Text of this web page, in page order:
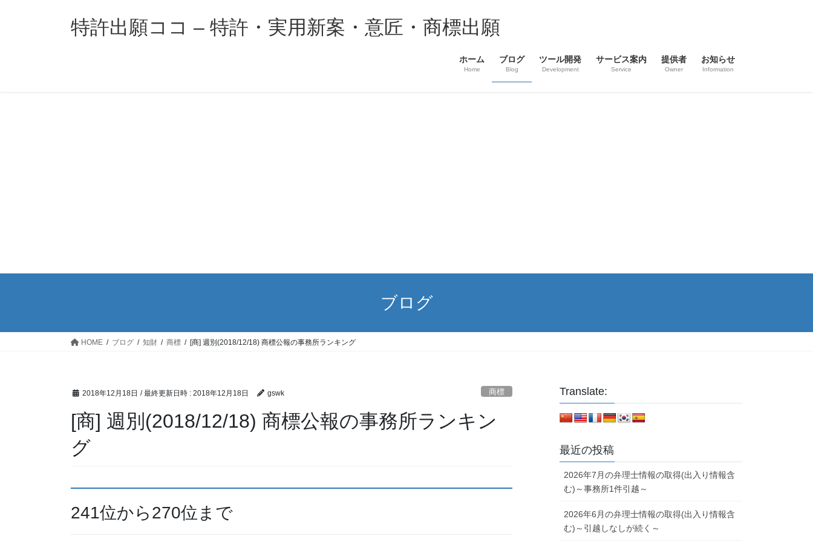
特許出願ココ – 特許・実用新案・意匠・商標出願
ホーム
Home
ブログ
Blog
ツール開発
Development
サービス案内
Service
提供者
Owner
お知らせ
Information
ブログ
HOME ブログ 知財 商標 [商] 週別(2018/12/18) 商標公報の事務所ランキング
2018年12月18日 / 最終更新日時 : 2018年12月18日 gswk 商標
[商] 週別(2018/12/18) 商標公報の事務所ランキン
グ
241位から270位まで
Translate:
最近の投稿
2026年7月の弁理士情報の取得(出入り情報含
む)～事務所1件引越～
2026年6月の弁理士情報の取得(出入り情報含
む)～引越しなしが続く～